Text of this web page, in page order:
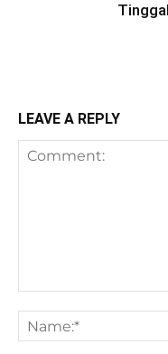
LEAVE A REPLY